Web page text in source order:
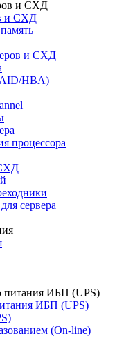
и СХД
и СХД
HBA)
процессора
сервера
ИБП (UPS)
(On-line)